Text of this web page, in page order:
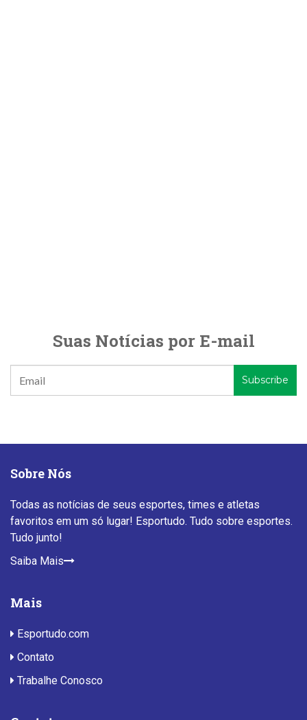
Suas Notícias por E-mail
Sobre Nós
Todas as notícias de seus esportes, times e atletas
favoritos em um só lugar! Esportudo. Tudo sobre esportes.
Tudo junto!
Saiba Mais
Mais
Esportudo.com
Contato
Trabalhe Conosco